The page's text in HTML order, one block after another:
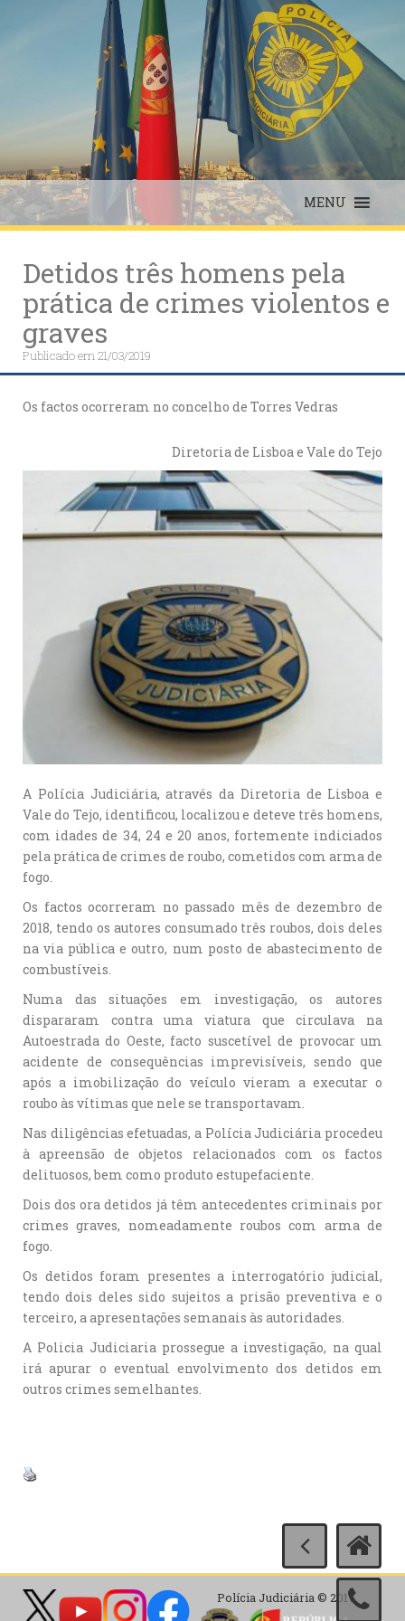
MENU
Detidos três homens pela
prática de crimes violentos e
graves
Publicado em21/03/2019
Os factos ocorreram no concelho de Torres Vedras
Diretoria de Lisboa e Vale do Tejo
A Polícia Judiciária, através da Diretoria de Lisboa e
Vale do Tejo, identificou, localizou e deteve três homens,
com idades de 34, 24 e 20 anos, fortemente indiciados
pela prática de crimes de roubo, cometidos com arma de
fogo.
Os factos ocorreram no passado mês de dezembro de
2018, tendo os autores consumado três roubos, dois deles
na via pública e outro, num posto de abastecimento de
combustíveis.
Numa das situações em investigação, os autores
dispararam contra uma viatura que circulava na
Autoestrada do Oeste, facto suscetível de provocar um
acidente de consequências imprevisíveis, sendo que
após a imobilização do veículo vieram a executar o
roubo às vítimas que nele se transportavam.
Nas diligências efetuadas, a Polícia Judiciária procedeu
à apreensão de objetos relacionados com os factos
delituosos, bem como produto estupefaciente.
Dois dos ora detidos já têm antecedentes criminais por
crimes graves, nomeadamente roubos com arma de
fogo.
Os detidos foram presentes a interrogatório judicial,
tendo dois deles sido sujeitos a prisão preventiva e o
terceiro, a apresentações semanais às autoridades.
A Policia Judiciaria prossegue a investigação, na qual
irá apurar o eventual envolvimento dos detidos em
outros crimes semelhantes.
Polícia Judiciária © 2017